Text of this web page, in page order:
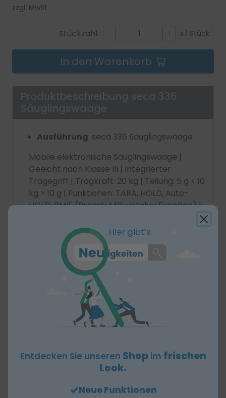
zzgl. MwSt
Stückzahl: x 1 Stück
In den Warenkorb
Ausführung: seca 336 Säuglingswaage
Mobile elektronische Säuglingswaage |
Geeicht nach Klasse III | Integrierter
Tragegriff | Tragkraft: 20 kg | Teilung: 5 g < 10
kg > 10 g | Funktionen: TARA, HOLD, Auto-
HOLD, BMIF (Breast-Milk-Intake-Function) |
Abschaltautomatik | Maße (B x H x T): 65 x 11
x 30,8 cm | Gewicht: 3,7 kg |
Stromversorgung: Batterien | Optional:
Längenmessstab seca 232 n und seca 234,
Netzgerät seca 447, Transporttasche seca
428 | Inkl. 6 Batterien (Typ AA)
Unsere persönlichen Empfehlungen
Hier gibt’s
Entdecken Sie unseren Shop im frischen
Look.
Neue Funktionen